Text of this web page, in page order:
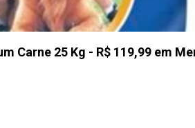
Carne 25 Kg - R$ 119,99 em